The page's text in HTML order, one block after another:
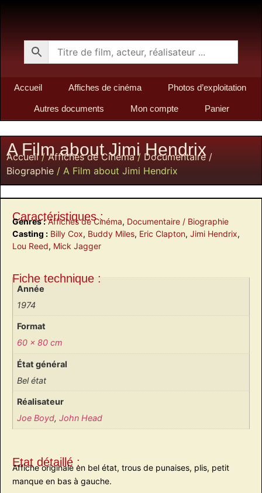
Accueil Affiches de cinéma Photos d’exploitation
Autres documents Mon compte Panier
A Film about Jimi Hendrix
Accueil/Affiches de Cinéma/ Documentaire /
Biographie / A Film about Jimi Hendrix
Caractéristiques :
Genres : Affiches de Cinéma, Documentaire / Biographie
Casting : Billy Cox, Buddy Miles, Eric Clapton, Jimi Hendrix,
Lou Reed, Mick Jagger
Fiche technique :
Année
1974
Format
60 x 80 cm
État général
Bel état
Réalisateur
Joe Boyd,John Head
Etat détaillé :
Affiche originale en bel état, trous de punaises, plis, petit
manque en bas à gauche.